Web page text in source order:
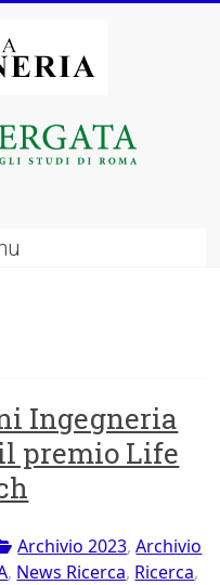
Ingegneria
premio Life
Archivio 2023,Archivio
, News Ricerca, Ricerca,